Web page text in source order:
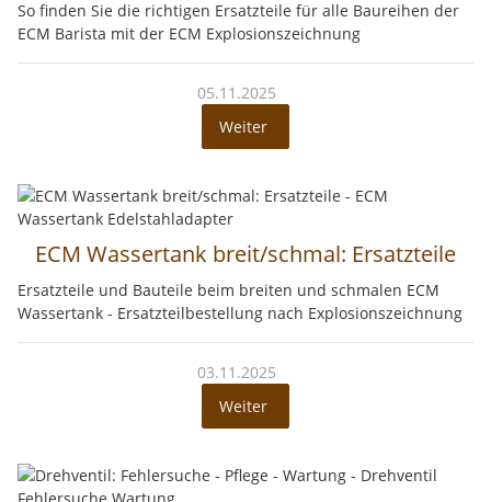
So finden Sie die richtigen Ersatzteile für alle Baureihen der
ECM Barista mit der ECM Explosionszeichnung
05.11.2025
Weiter
ECM Wassertank breit/schmal: Ersatzteile
Ersatzteile und Bauteile beim breiten und schmalen ECM
Wassertank - Ersatzteilbestellung nach Explosionszeichnung
03.11.2025
Weiter